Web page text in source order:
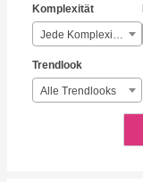
Komplexität
Jede Komplexität
Trendlook
Alle Trendlooks